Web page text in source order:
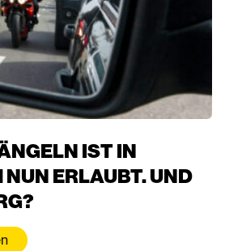
IST IN
ERLAUBT. UND